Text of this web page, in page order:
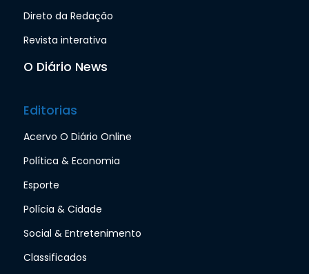
Direto da Redação
Revista interativa
O Diário News
Editorias
Acervo O Diário Online
Política & Economia
Esporte
Polícia & Cidade
Social & Entretenimento
Classificados